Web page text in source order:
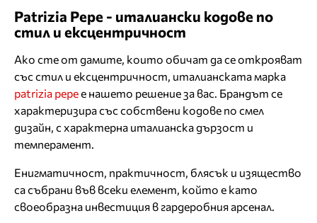
Patrizia Pepe - италиански кодове по
стил и ексцентричност
Ако сте от дамите, които обичат да се открояват
със стил и ексцентричност, италианската марка
patrizia pepee нашето решение за вас. Брандът се
характеризира със собствени кодове по смел
дизайн, с характерна италианска дързост и
темперамент.
Енигматичност, практичност, блясък и изящество
са събрани във всеки елемент, който е като
своеобразна инвестиция в гардеробния арсенал.